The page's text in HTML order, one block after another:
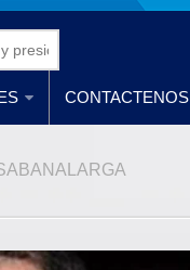
CONTACTENOS